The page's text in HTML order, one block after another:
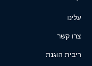
עלינו
צרו קשר
ריבית הוגנת